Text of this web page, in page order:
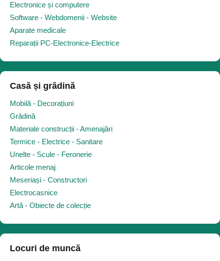
Electronice și computere
Software - Webdomenii - Website
Aparate medicale
Reparații PC-Electronice-Electrice
Casă și grădină
Mobilă - Decorațiuni
Grădină
Materiale construcții - Amenajări
Termice - Electrice - Sanitare
Unelte - Scule - Feronerie
Articole menaj
Meseriași - Constructori
Electrocasnice
Artă - Obiecte de colecție
Locuri de muncă